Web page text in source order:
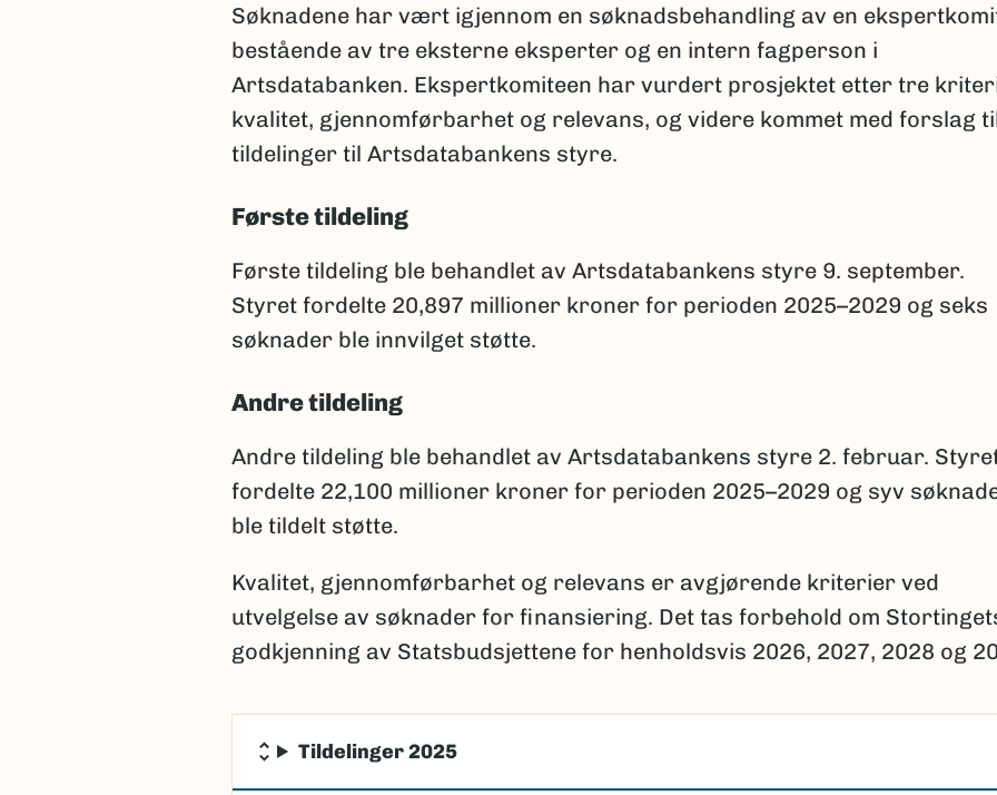
Søknadene har vært igjennom en søknadsbehandling av en
bestående av tre eksterne eksperter og en intern fagperson i
Artsdatabanken. Ekspertkomiteen har vurdert prosjektet etter tre
kvalitet, gjennomførbarhet og relevans, og videre kommet med forslag
tildelinger til Artsdatabankens styre.
Første tildeling
Første tildeling ble behandlet av Artsdatabankens styre 9. september.
Styret fordelte 20,897 millioner kroner for perioden 2025–2029 og seks
søknader ble innvilget støtte.
Andre tildeling
Andre tildeling ble behandlet av Artsdatabankens styre 2. februar.
fordelte 22,100 millioner kroner for perioden 2025–2029 og syv
ble tildelt støtte.
Kvalitet, gjennomførbarhet og relevans er avgjørende kriterier ved
utvelgelse av søknader for finansiering. Det tas forbehold om
godkjenning av Statsbudsjettene for henholdsvis 2026, 2027, 2028 og
Tildelinger 2025